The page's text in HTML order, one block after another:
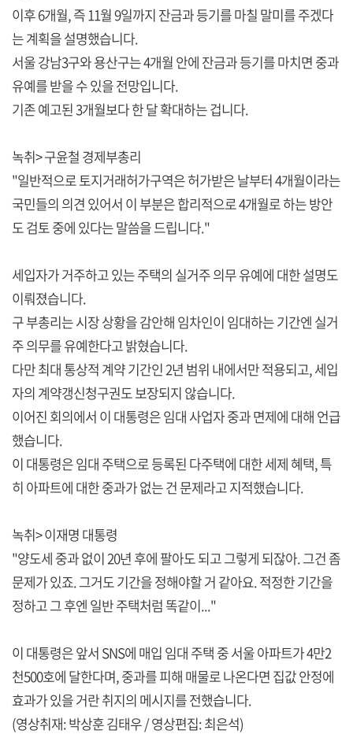
이후 6개월, 즉 11월 9일까지 잔금과 등기를 마칠 말미를 주겠다
는 계획을 설명했습니다.
서울 강남3구와 용산구는 4개월 안에 잔금과 등기를 마치면 중과
유예를 받을 수 있을 전망입니다.
기존 예고된 3개월보다 한 달 확대하는 겁니다.
녹취> 구윤철 경제부총리
"일반적으로 토지거래허가구역은 허가받은 날부터 4개월이라는
국민들의 의견 있어서 이 부분은 합리적으로 4개월로 하는 방안
도 검토 중에 있다는 말씀을 드립니다."
세입자가 거주하고 있는 주택의 실거주 의무 유예에 대한 설명도
이뤄졌습니다.
구 부총리는 시장 상황을 감안해 임차인이 임대하는 기간엔 실거
주 의무를 유예한다고 밝혔습니다.
다만 최대 통상적 계약 기간인 2년 범위 내에서만 적용되고, 세입
자의 계약갱신청구권도 보장되지 않습니다.
이어진 회의에서 이 대통령은 임대 사업자 중과 면제에 대해 언급
했습니다.
이 대통령은 임대 주택으로 등록된 다주택에 대한 세제 혜택, 특
히 아파트에 대한 중과가 없는 건 문제라고 지적했습니다.
녹취> 이재명 대통령
"양도세 중과 없이 20년 후에 팔아도 되고 그렇게 되잖아. 그건 좀
문제가 있죠. 그거도 기간을 정해야할 거 같아요. 적정한 기간을
정하고 그 후엔 일반 주택처럼 똑같이..."
이 대통령은 앞서 SNS에 매입 임대 주택 중 서울 아파트가 4만2
천500호에 달한다며, 중과를 피해 매물로 나온다면 집값 안정에
효과가 있을 거란 취지의 메시지를 전했습니다.
(영상취재: 박상훈 김태우 / 영상편집: 최은석)